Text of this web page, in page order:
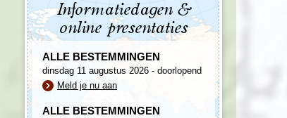
Informatiedagen &
online presentaties
ALLE BESTEMMINGEN
dinsdag 11 augustus 2026 - doorlopend
Meld je nu aan
ALLE BESTEMMINGEN